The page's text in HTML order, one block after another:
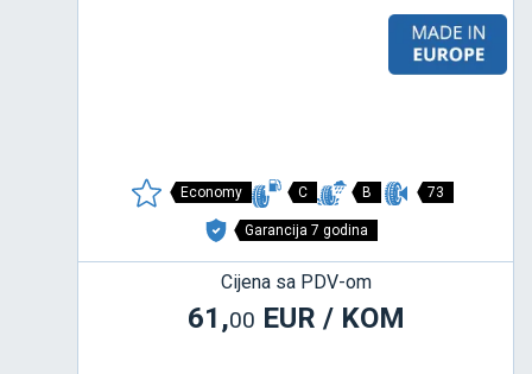
Economy C B 73
Garancija 7 godina
Cijena sa PDV-om
61,00 EUR / KOM